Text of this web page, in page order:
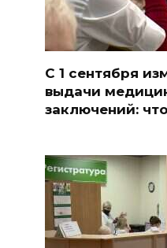
С 1 сентября
выдачи
заключений: